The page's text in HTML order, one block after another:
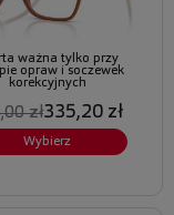
ważna tylko przy
opraw i soczewek
korekcyjnych
zł335,20 zł
Wybierz